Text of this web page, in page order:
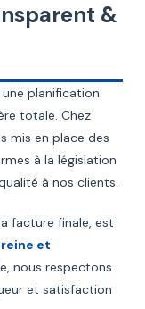
&
planification
totale. Chez
mis en place des
à la législation
à nos clients.
facture finale, est
et
nous respectons
et satisfaction